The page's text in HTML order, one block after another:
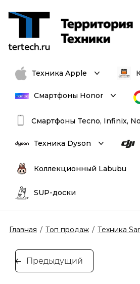
Техника Apple
Смартфоны Honor
Смартфоны Tecno, Infinix,
Техника Dyson
Коллекционный Labubu
SUP-доски
Главная / Топ продаж / Техника
Предыдущий